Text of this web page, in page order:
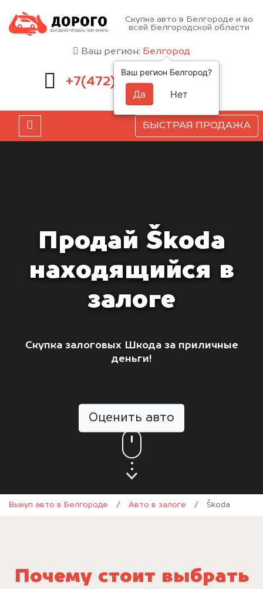
Скупка авто в Белгороде и во
всей Белгородской области
Ваш регион: Белгород
+7(472) 220-54-52
БЫСТРАЯ ПРОДАЖА
Продай Škoda
находящийся в
залоге
Скупка залоговых Шкода за приличные
деньги!
Оценить авто
Выкуп авто в Белгороде / Авто в залоге / Škoda
Почему стоит выбрать
Ваш регион Белгород?
Да Нет